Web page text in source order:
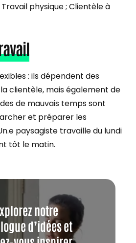
physique ; Clientèle à
: ils dépendent des
clientèle, mais également de
de mauvais temps sont
et préparer les
paysagiste travaille du lundi
tôt le matin.
notre
d’idées et